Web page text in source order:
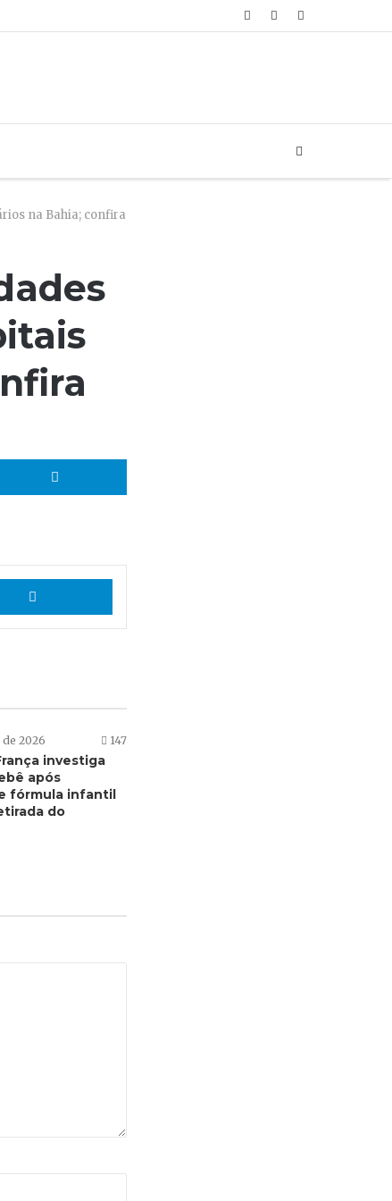
Login
Artigo
Buscar...
na Bahia; confira
Telegram
Telegram
2026 147
investiga
após
fórmula infantil
do